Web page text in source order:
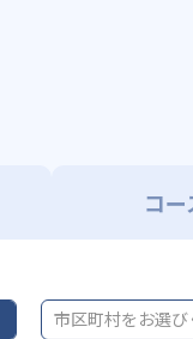
コ
市区町村をお選び